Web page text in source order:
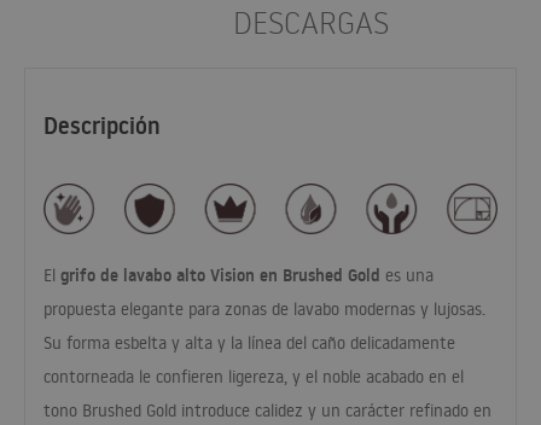
DESCARGAS
Descripción
El grifo de lavabo alto Vision en Brushed Gold es una
propuesta elegante para zonas de lavabo modernas y lujosas.
Su forma esbelta y alta y la línea del caño delicadamente
contorneada le confieren ligereza, y el noble acabado en el
tono Brushed Gold introduce calidez y un carácter refinado en